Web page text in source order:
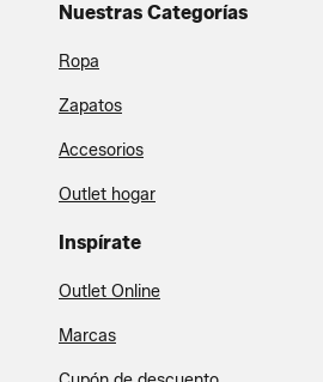
Nuestras Categorías
Ropa
Zapatos
Accesorios
Outlet hogar
Inspírate
Outlet Online
Marcas